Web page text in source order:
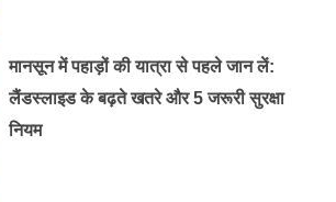
चेयर, दौड़ लगाना,फुटबॉल के लिए
मानसून में पहाड़ों की यात्रा से पहले जान लें:
लैंडस्लाइड के बढ़ते खतरे और 5 जरूरी सुरक्षा
नियम